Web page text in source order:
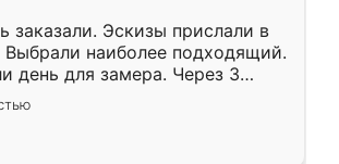
заказали. Эскизы прислали в
Выбрали наиболее подходящий.
день для замера. Через 3
была уже готова. Остались
Спасибо Ренессанс
работу!